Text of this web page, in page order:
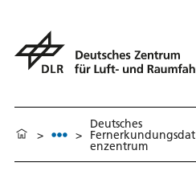
> >
Deutsches
Fernerkundungsdat
enzentrum